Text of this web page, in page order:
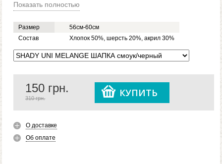
Показать полностью
Размер
56см-60см
Состав
Хлопок 50%, шерсть 20%, акрил 30%
150 грн.
310 грн. КУПИТЬ
О доставке
Об оплате